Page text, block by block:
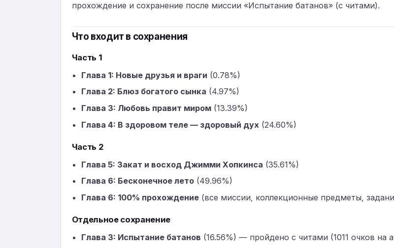
прохождение и сохранение после миссии «Испытание батанов» (с читами).
Что входит в сохранения
Часть 1
Глава 1: Новые друзья и враги (0.78%)
Глава 2: Блюз богатого сынка (4.97%)
Глава 3: Любовь правит миром (13.39%)
Глава 4: В здоровом теле — здоровый дух (24.60%)
Часть 2
Глава 5: Закат и восход Джимми Хопкинса (35.61%)
Глава 6: Бесконечное лето (49.96%)
Глава 6: 100% прохождение (все миссии, коллекционные предметы,
Отдельное сохранение
Глава 3: Испытание батанов (16.56%) — пройдено с читами (1011 очков на